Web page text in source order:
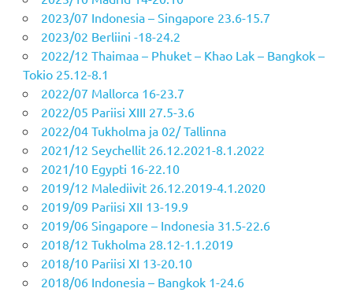
2023/07 Indonesia – Singapore 23.6-15.7
2023/02 Berliini -18-24.2
2022/12 Thaimaa – Phuket – Khao Lak – Bangkok –
Tokio 25.12-8.1
2022/07 Mallorca 16-23.7
2022/05 Pariisi XIII 27.5-3.6
2022/04 Tukholma ja 02/ Tallinna
2021/12 Seychellit 26.12.2021-8.1.2022
2021/10 Egypti 16-22.10
2019/12 Malediivit 26.12.2019-4.1.2020
2019/09 Pariisi XII 13-19.9
2019/06 Singapore – Indonesia 31.5-22.6
2018/12 Tukholma 28.12-1.1.2019
2018/10 Pariisi XI 13-20.10
2018/06 Indonesia – Bangkok 1-24.6